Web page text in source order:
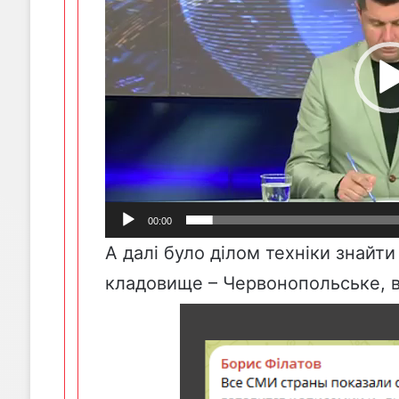
00:00
А далі було ділом техніки
кладовище – Червонопольське,